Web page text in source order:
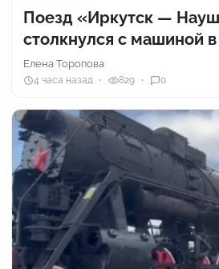
Поезд «Иркутск —
столкнулся с машиной
Елена Торопова
4 часа назад 829 0